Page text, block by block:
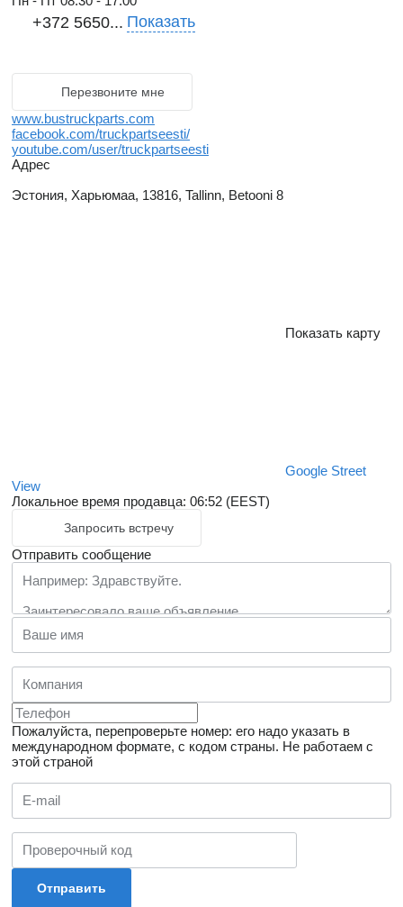
+372 5650... Показать
Перезвоните мне
www.bustruckparts.com
facebook.com/truckpartseesti/
youtube.com/user/truckpartseesti
Адрес
Эстония, Харьюмаа, 13816, Tallinn, Betooni 8
Показать карту
Google Street
View
Локальное время продавца: 06:52 (EEST)
Запросить встречу
Отправить сообщение
Пожалуйста, перепроверьте номер: его надо указать в
международном формате, с кодом страны. Не работаем с
этой страной